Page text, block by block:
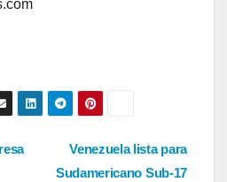
Venezuela lista para
Sudamericano Sub-17